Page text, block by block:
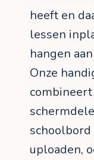
heeft en
lessen
hangen
Onze
uploaden,